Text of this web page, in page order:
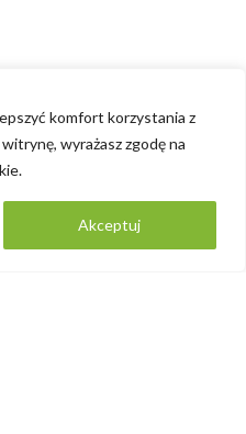
komfort korzystania z
wyrażasz zgodę na
Akceptuj